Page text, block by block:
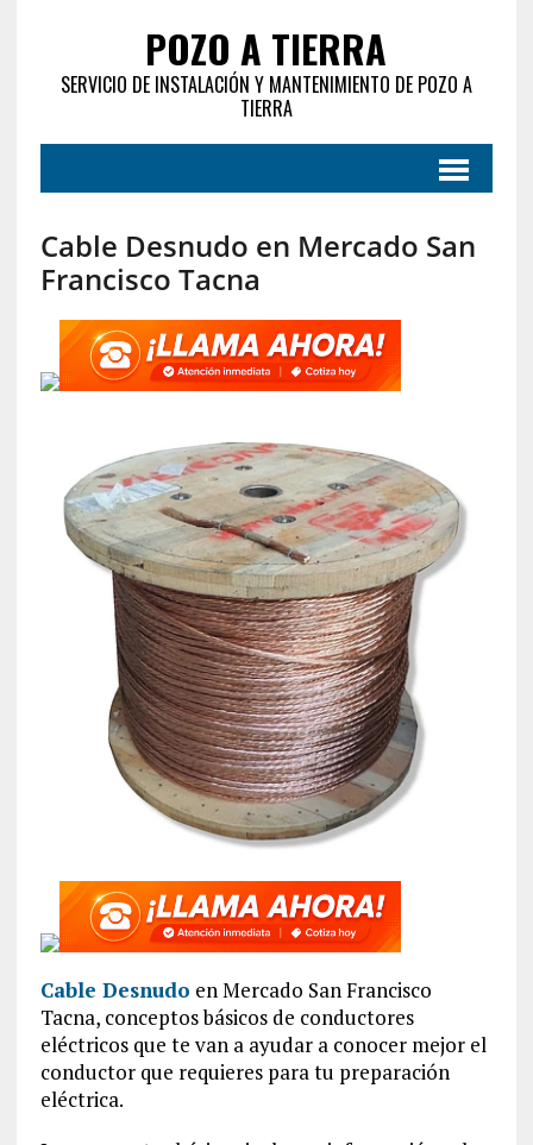
POZO A TIERRA
SERVICIO DE INSTALACIÓN Y MANTENIMIENTO DE POZO A
TIERRA
Cable Desnudo en Mercado San
Francisco Tacna
Cable Desnudo en Mercado San Francisco
Tacna, conceptos básicos de conductores
eléctricos que te van a ayudar a conocer mejor el
conductor que requieres para tu preparación
eléctrica.